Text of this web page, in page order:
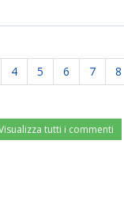
4 5 6 7 8
tutti i commenti